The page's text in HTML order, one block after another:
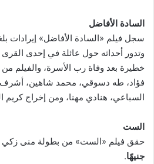
السادة الأفاضل
سجل فيلم «السادة الأفاضل» إيرادات
وتدور أحداثه حول عائلة في إحدى
خطيرة بعد وفاة رب الأسرة، والفيلم
فؤاد، طه دسوقي، محمد شاهين، أشرف
السباعي، هنادي مهنا، ومن إخراج كريم
الست
حقق فيلم «الست» من بطولة منى زكي
جنيهًا.